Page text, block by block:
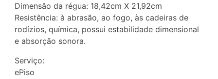
Dimensão da régua: 18,42cm X 21,92cm
Resistência: à abrasão, ao fogo, às cadeiras de
rodízios, química, possui estabilidade dimensional
e absorção sonora.
Serviço:
ePiso